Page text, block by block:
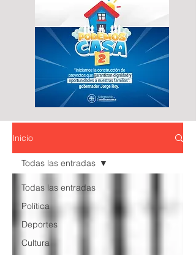
Inicio
Todas las entradas
Política
Deportes
Cultura
Todas las entradas